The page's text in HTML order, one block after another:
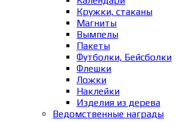
Кружки, стаканы
Магниты
Вымпелы
Пакеты
Футболки, Бейсболки
Флешки
Ложки
Наклейки
Изделия из дерева
Ведомственные награды